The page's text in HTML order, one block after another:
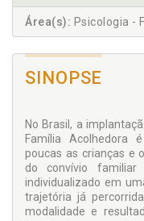
Área(s): Psicologia -
SINOPSE
No Brasil, a
Família Acolhedora
poucas as crianças e
do convívio familiar
individualizado em
trajetória já
modalidade e